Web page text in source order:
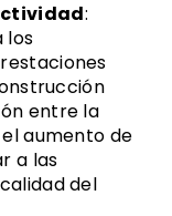
:
los
entre la
aumento de
a las
del